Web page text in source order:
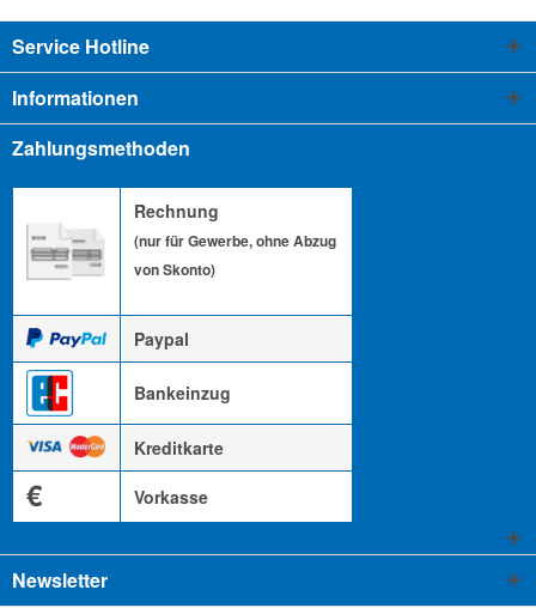
Service Hotline
Informationen
Zahlungsmethoden
Rechnung
(nur für Gewerbe, ohne Abzug
von Skonto)
Paypal
Bankeinzug
Kreditkarte
€ Vorkasse
Newsletter